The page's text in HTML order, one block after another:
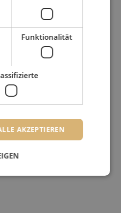
Funktionalität
AKZEPTIEREN